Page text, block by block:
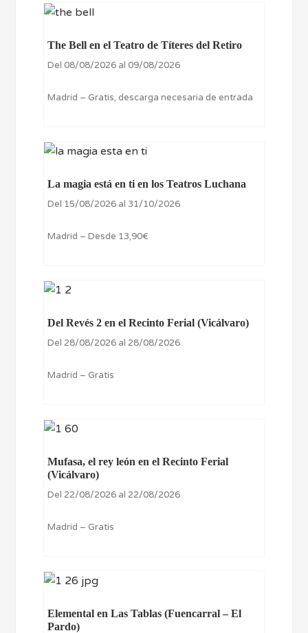
The Bell en el Teatro de Títeres del Retiro
Del 08/08/2026 al 09/08/2026
Madrid – Gratis, descarga necesaria de entrada
La magia está en ti en los Teatros Luchana
Del 15/08/2026 al 31/10/2026
Madrid – Desde 13,90€
Del Revés 2 en el Recinto Ferial (Vicálvaro)
Del 28/08/2026 al 28/08/2026
Madrid – Gratis
Mufasa, el rey león en el Recinto Ferial
(Vicálvaro)
Del 22/08/2026 al 22/08/2026
Madrid – Gratis
Elemental en Las Tablas (Fuencarral – El
Pardo)